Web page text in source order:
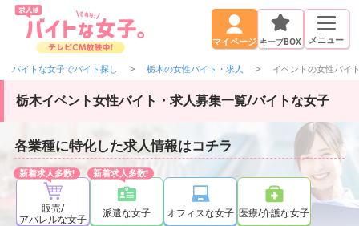
マイページ キープBOX メニュー
バイトな女子でバイト探し 栃木の女性バイト・求人 イベントの女性バイ
栃木イベント女性バイト・求人募集一覧/バイトな女子
各業種に特化した求人情報はコチラ
販売/
アパレルな女子
派遣な女子 オフィスな女子 医療/介護な女子